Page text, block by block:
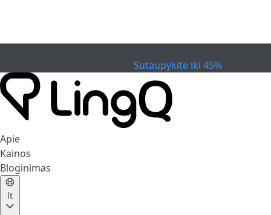
Sutaupykite iki 45%
Apie
Kainos
Bloginimas
lt